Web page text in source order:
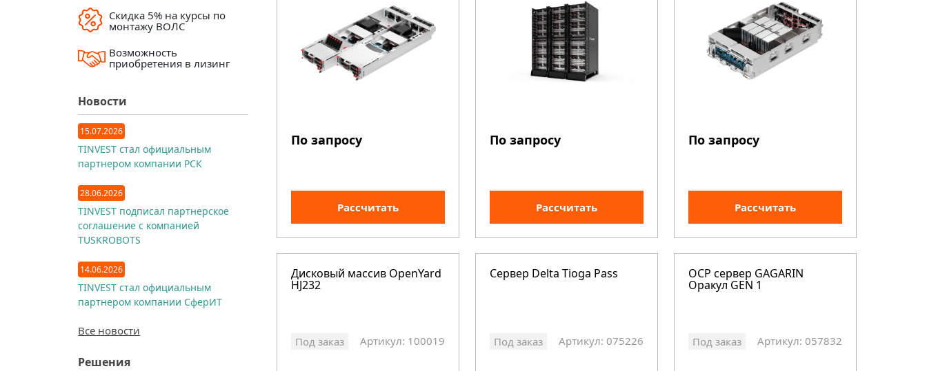
Скидка 5% на курсы по
монтажу ВОЛС
Возможность
приобретения в лизинг
Новости
15.07.2026
TINVEST стал официальным
партнером компании РСК
28.06.2026
TINVEST подписал партнерское
соглашение с компанией
TUSKROBOTS
14.06.2026
TINVEST стал официальным
партнером компании СферИТ
Все новости
Решения
По запросу
Рассчитать
По запросу
Рассчитать
По запросу
Рассчитать
Дисковый массив OpenYard
HJ232
Под заказ Артикул: 100019
Сервер Delta Tioga Pass
Под заказ Артикул: 075226
OCP сервер GAGARIN
Оракул GEN 1
Под заказ Артикул: 057832